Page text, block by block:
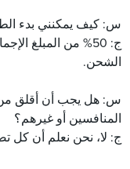
س: كيف يمكنني بدء
ج: 50% من المبلغ
الشحن.
س: هل يجب أن أقلق من
المنافسين أو غيرهم؟
ج: لا، نحن نعلم أن كل